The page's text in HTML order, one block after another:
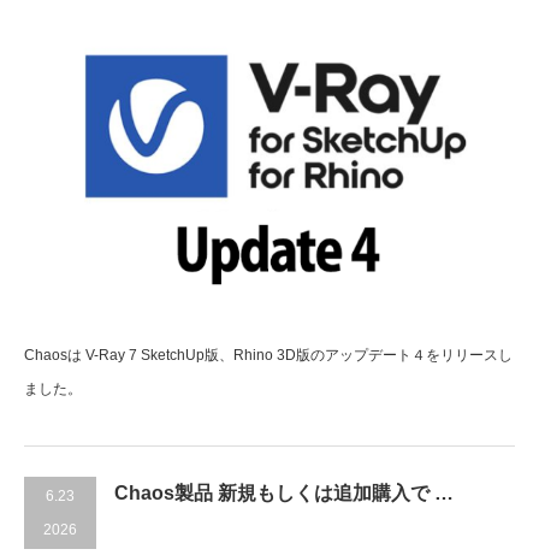
Chaosは V-Ray 7 SketchUp版、Rhino 3D版のアップデート４をリリースし
ました。
6.23
2026
Chaos製品 新規もしくは追加購入で …